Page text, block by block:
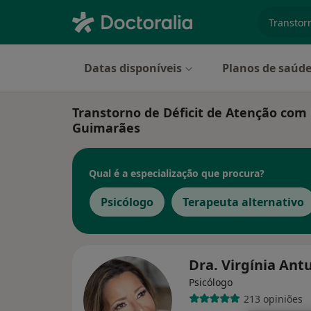
Datas disponíveis Planos de saúde
Transtorno de Déficit de Atenção com
Guimarães
Qual é a especialização que procura?
Psicólogo Terapeuta alternativo
Dra. Virgínia
Psicólogo
213 opiniões